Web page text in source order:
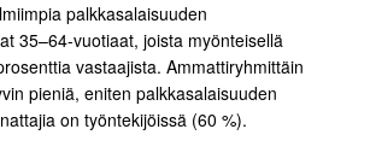
palkkasalaisuuden
35–64-vuotiaat, joista myönteisellä
vastaajista. Ammattiryhmittäin
pieniä, eniten palkkasalaisuuden
on työntekijöissä (60 %).